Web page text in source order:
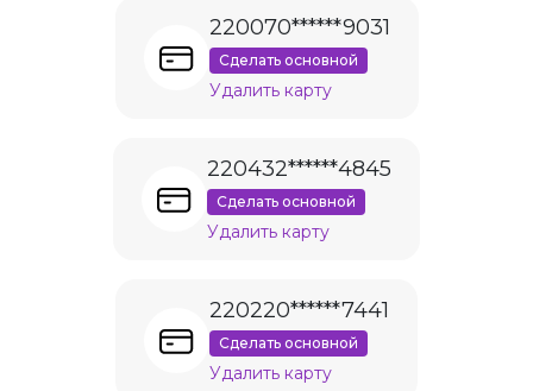
220070******9031
Сделать основной
Удалить карту
220432******4845
Сделать основной
Удалить карту
220220******7441
Сделать основной
Удалить карту